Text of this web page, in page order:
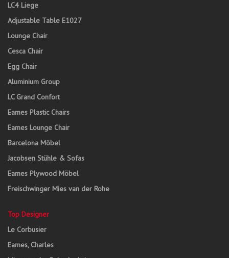
LC4 Liege
Adjustable Table E1027
Lounge Chair
Cesca Chair
Egg Chair
Aluminium Group
LC Grand Confort
Eames Plastic Chairs
Eames Lounge Chair
Barcelona Möbel
Jacobsen Stühle & Sofas
Eames Plywood Möbel
Freischwinger Mies van der Rohe
Top Designer
Le Corbusier
Eames, Charles